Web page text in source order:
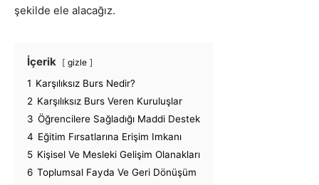
şekilde ele alacağız.
İçerik gizle
1 Karşılıksız Burs Nedir?
2 Karşılıksız Burs Veren Kuruluşlar
3 Öğrencilere Sağladığı Maddi Destek
4 Eğitim Fırsatlarına Erişim Imkanı
5 Kişisel Ve Mesleki Gelişim Olanakları
6 Toplumsal Fayda Ve Geri Dönüşüm